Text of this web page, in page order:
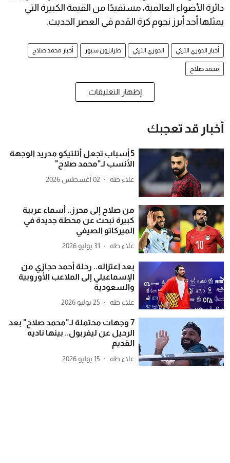
دائرة الأضواء العالمية، مستفيدًا من القيمة الكبيرة التي
يمثلها أحد أبرز نجوم كرة القدم في العصر الحديث.
أخبار الدوري التركي الدوري التركي طرابزون سبور أخبار محمد صلاح
محمد صلاح
إظهار التعليقات
أخبار قد تعجبك
5 أسباب تجعل أتلتيكو مدريد الوجهة
الأنسب لـ"محمد صلاح"
علاء طه 02 أغسطس 2026
من صلاح إلى محرز.. أسماء عربية
كبيرة تبحث عن محطة جديدة في
الميركاتو الصيفي
علاء طه 31 يوليو 2026
بعد اعتزاله.. رحلة أحمد حجازي من
الإسماعيلي إلى الملاعب الأوروبية
والسعودية
علاء طه 25 يوليو 2026
7 وجهات محتملة لـ"محمد صلاح" بعد
الرحيل عن ليفربول.. بينها ناديه
القديم
علاء طه 15 يوليو 2026